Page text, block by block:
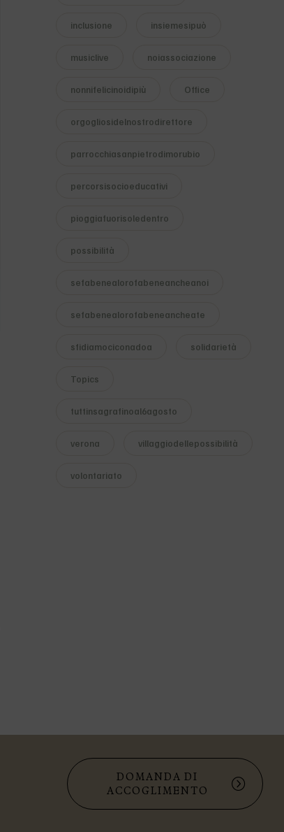
inclusione insiemesipuò
musiclive noiassociazione
nonnifelicinoidipiù Office
orgogliosidelnostrodirettore
parrocchiasanpietrodimorubio
percorsisocioeducativi
pioggiafuorisoledentro
possibilità
sefabenealorofabeneancheanoi
sefabenealorofabeneancheate
sfidiamociconadoa solidarietà
Topics
tuttinsagrafinoal6agosto
verona villaggiodellepossibilità
volontariato
DOMANDA DI
ACCOGLIMENTO